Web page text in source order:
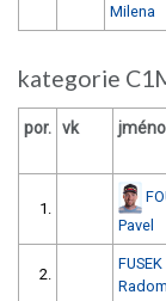
Milena
kategorie
por. vk jméno
1.
Pavel
2.
FUSEK